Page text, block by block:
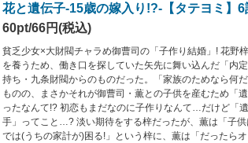
花と遺伝子-15歳の嫁入り!?-【タテヨミ】6
60pt/66円(税込)
貧乏少女×大財閥チャラめ御曹司の「子作り結婚」! 花野
を養うため、働き口を探していた矢先に舞い込んだ「内
持ち・九条財閥からのものだった。「家族のためなら何
ものの、まさかそれが御曹司・薫との子供を産むため「
ったなんて!? 初恋もまだなのに子作りなんて…だけど「
手」ってこと…? 淡い期待をする梓だったが、薫は「子
では(うちの家計が)困る!」という梓に、薫は「だったら